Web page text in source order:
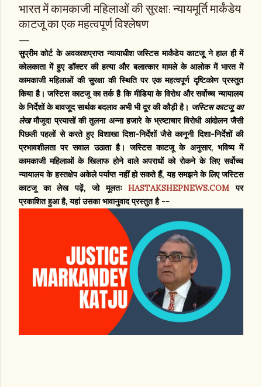
भारत में कामकाजी महिलाओं की सुरक्षा: न्यायमूर्ति मार्कंडेय
काटजू का एक महत्वपूर्ण विश्लेषण
सुप्रीम कोर्ट के अवकाशप्राप्त न्यायाधीश जस्टिस मार्कंडेय काटजू ने हाल ही में
कोलकाता में हुए डॉक्टर की हत्या और बलात्कार मामले के आलोक में भारत में
कामकाजी महिलाओं की सुरक्षा की स्थिति पर एक महत्वपूर्ण दृष्टिकोण प्रस्तुत
किया है। जस्टिस काटजू का तर्क है कि मीडिया के विरोध और सर्वोच्च न्यायालय
के निर्देशों के बावजूद सार्थक बदलाव अभी भी दूर की कौड़ी है। जस्टिस काटजू का
लेखमौजूदा प्रयासों की तुलना अन्ना हजारे के भ्रष्टाचार विरोधी आंदोलन जैसी
पिछली पहलों से करते हुए विशाखा दिशा-निर्देशों जैसे कानूनी दिशा-निर्देशों की
प्रभावशीलता पर सवाल उठाता है। जस्टिस काटजू के अनुसार, भविष्य में
कामकाजी महिलाओं के खिलाफ होने वाले अपराधों को रोकने के लिए सर्वोच्च
न्यायालय के हस्तक्षेप अकेले पर्याप्त नहीं हो सकते हैं, यह समझने के लिए जस्टिस
काटजू का लेख पढ़ें, जो मूलतःHASTAKSHEPNEWS.COM पर
प्रकाशित हुआ है, यहां उसका भावानुवाद प्रस्तुत है --